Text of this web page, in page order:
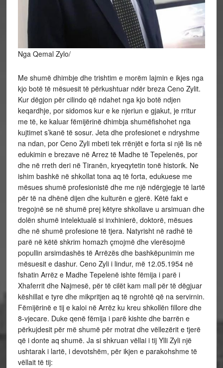
Nga Qemal Zylo/
Me shumë dhimbje dhe trishtim e morëm lajmin e ikjes nga
kjo botë të mësuesit të përkushtuar ndër breza Ceno Zylit.
Kur dëgjon për cilindo që ndahet nga kjo botë ndjen
keqardhje, por sidomos kur e ke njeriun e gjakut, je rritur
me të, ke kaluar fëmijërinë dhimbja shumëfishohet nga
kujtimet s’kanë të sosur. Jeta dhe profesionet e ndryshme
na ndan, por Ceno Zyli mbeti tek rrënjët e forta si një lis në
edukimin e brezave në Arrez të Madhe të Tepelenës, por
dhe në rreth deri në Tiranën, kryeqytetin tonë historik. Ne
ishim bashkë në shkollat tona aq të forta, edukuese me
mësues shumë profesionistë dhe me një ndërgjegje të lartë
për të na dhënë dijen dhe kulturën e gjerë. Këtë fakt e
tregojnë se në shumë prej këtyre shkollave u arsimuan dhe
dolën shumë intelektualë si inxhinierë, doktorë, mësues
dhe në shumë profesione të tjera. Natyrisht në radhë të
parë në këtë shkrim homazh çmojmë dhe vlerësojmë
popullin arsimdashës të Arrëzës dhe bashkëpunimin me
mësuesit e dashur. Ceno Zyli i lindur, më 12.05.1954 në
fshatin Arrëz e Madhe Tepelenë ishte fëmija i parë i
Xhaferrit dhe Najmesë, për të cilët kam mall për të dëgjuar
këshillat e tyre dhe mikpritjen aq të ngrohtë që na servirnin.
Fëmijërinë e tij e kaloi në Arrëz ku kreu shkollën fillore dhe
8-vjecare. Duke qenë fëmija i parë kishte dhe barrën e
përkujdesit për më shumë për motrat dhe vëllezërit e tjerë
që i donte aq shumë. Ja si shkruan vëllai i tij Ylli Zyli një
ushtarak i lartë, i devotshëm, për ikjen e parakohshme të
vëllait të tij: